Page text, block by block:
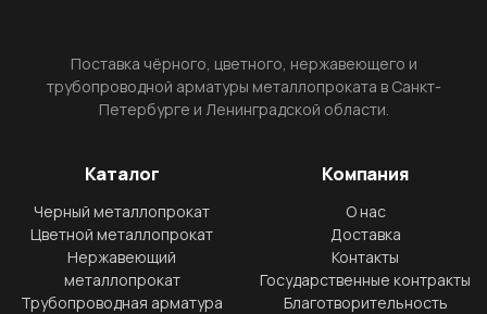
Поставка чёрного, цветного, нержавеющего и
трубопроводной арматуры металлопроката в Санкт-
Петербурге и Ленинградской области.
Каталог
Черный металлопрокат
Цветной металлопрокат
Нержавеющий
металлопрокат
Трубопроводная арматура
Компания
О нас
Доставка
Контакты
Государственные контракты
Благотворительность